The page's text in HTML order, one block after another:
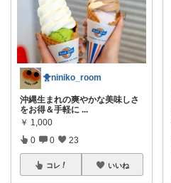
🐥niniko_room
沖縄生まれの爽やかな美味しさ
をお得＆手軽に ...
￥ 1,000
0 0 23
コレ いいね